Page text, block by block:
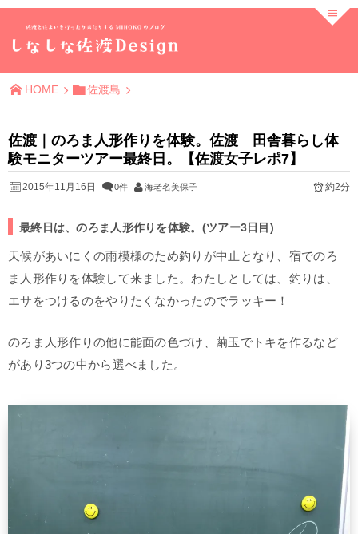
HOME 佐渡島
佐渡｜のろま人形作りを体験。佐渡 田舎暮らし体
験モニターツアー最終日。【佐渡女子レポ7】
2015年11月16日 0件 海老名美保子 約2分
最終日は、のろま人形作りを体験。(ツアー3日目)
天候があいにくの雨模様のため釣りが中止となり、宿でのろ
ま人形作りを体験して来ました。わたしとしては、釣りは、
エサをつけるのをやりたくなかったのでラッキー！
のろま人形作りの他に能面の色づけ、繭玉でトキを作るなど
があり3つの中から選べました。